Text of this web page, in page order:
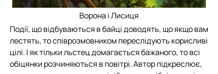
Ворона і Лисиця
Події, що відбуваються в байці доводять, що якщо вам
лестять, то співрозмовником переслідують корисливі
цілі. І як тільки льстец домагається бажаного, то всі
обіцянки розчиняються в повітрі. Автор підкреслює,